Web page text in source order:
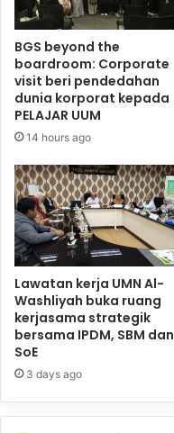
BGS beyond the
boardroom: Corporate
visit beri pendedahan
dunia korporat kepada
PELAJAR UUM
14 hours ago
Lawatan kerja UMN Al-
Washliyah buka ruang
kerjasama strategik
bersama IPDM, SBM dan
SoE
3 days ago